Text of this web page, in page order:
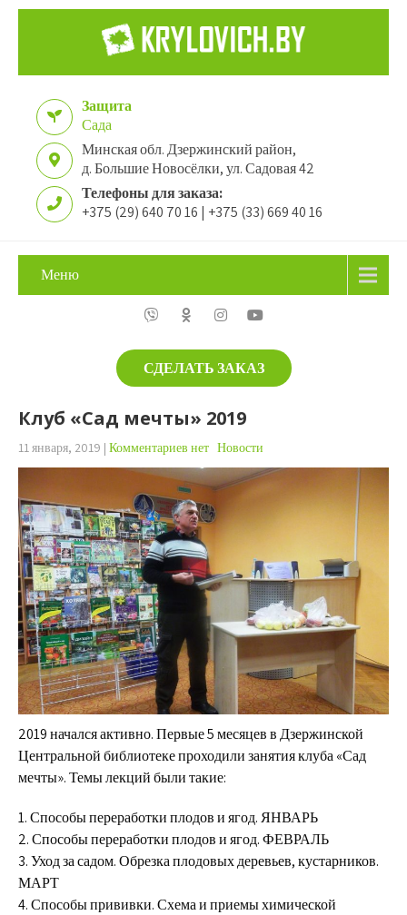
Защита
Сада
Минская обл. Дзержинский район,
д. Большие Новосёлки, ул. Садовая 42
Телефоны для заказа:
+375 (29) 640 70 16 | +375 (33) 669 40 16
Меню
СДЕЛАТЬ ЗАКАЗ
Клуб «Сад мечты» 2019
11 января, 2019 | Комментариев нет Новости
2019 начался активно. Первые 5 месяцев в Дзержинской
Центральной библиотеке проходили занятия клуба «Сад
мечты». Темы лекций были такие:
1. Способы переработки плодов и ягод. ЯНВАРЬ
2. Способы переработки плодов и ягод. ФЕВРАЛЬ
3. Уход за садом. Обрезка плодовых деревьев, кустарников.
МАРТ
4. Способы прививки. Схема и приемы химической